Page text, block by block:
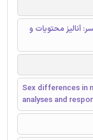
آنالیز محتویات و
Sex differences in
analyses and